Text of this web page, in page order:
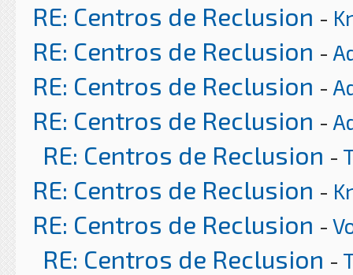
RE: Centros de Reclusion -
RE: Centros de Reclusion -
RE: Centros de Reclusion -
RE: Centros de Reclusion -
RE: Centros de Reclusion -
RE: Centros de Reclusion -
RE: Centros de Reclusion -
RE: Centros de Reclusion -